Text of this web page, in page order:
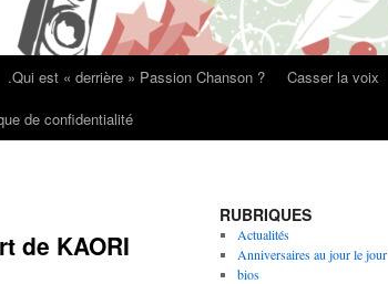
.Qui est « derrière » Passion Chanson ?
Casser la voix
de confidentialité
de KAORI
RUBRIQUES
Actualités
Anniversaires au jour le jour
bios